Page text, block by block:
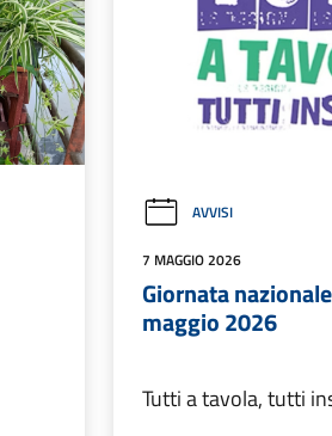
AVVISI
7 MAGGIO 2026
Giornata
maggio 2026
Tutti a tavola, tutti